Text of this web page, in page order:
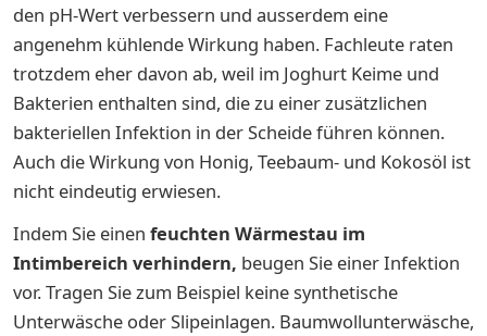
den pH-Wert verbessern und ausserdem eine
angenehm kühlende Wirkung haben. Fachleute raten
trotzdem eher davon ab, weil im Joghurt Keime und
Bakterien enthalten sind, die zu einer zusätzlichen
bakteriellen Infektion in der Scheide führen können.
Auch die Wirkung von Honig, Teebaum- und Kokosöl ist
nicht eindeutig erwiesen.
Indem Sie einen feuchten Wärmestau im
Intimbereich verhindern, beugen Sie einer Infektion
vor.Tragen Siezum Beispiel keine synthetische
Unterwäsche oder Slipeinlagen. Baumwollunterwäsche,